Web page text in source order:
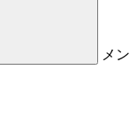
メン